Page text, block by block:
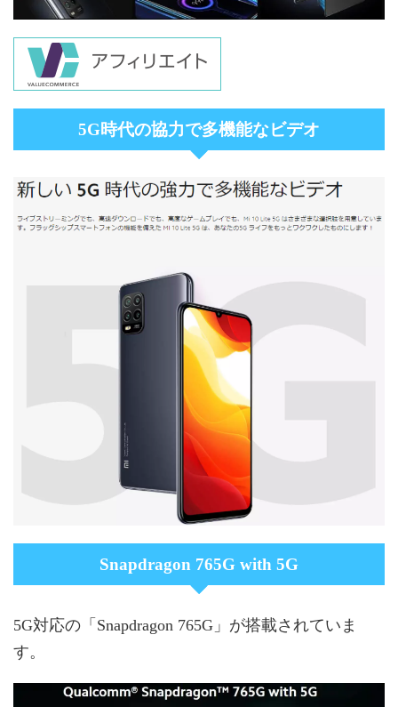
5G時代の協力で多機能なビデオ
Snapdragon 765G with 5G
5G対応の「Snapdragon 765G」が搭載されていま
す。